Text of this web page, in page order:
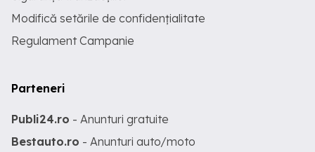
Modifică setările de confidențialitate
Regulament Campanie
Parteneri
Publi24.ro - Anunturi gratuite
Bestauto.ro - Anunturi auto/moto